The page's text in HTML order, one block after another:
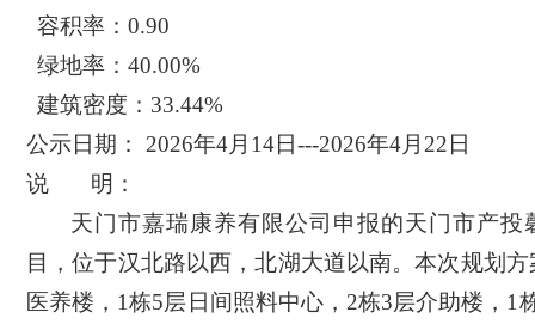
容积率： 0.90
绿地率： 40.00%
建筑密度： 33.44%
公示日期：
2026年4月 14日---2026年4月 22 日
说
明：
天门市嘉瑞康养有限公司申报的天门市产投
目，位于汉北路以西，北湖大道以南。本次规划
医养楼，1栋5层日间照料中心，2栋3层介助楼，1